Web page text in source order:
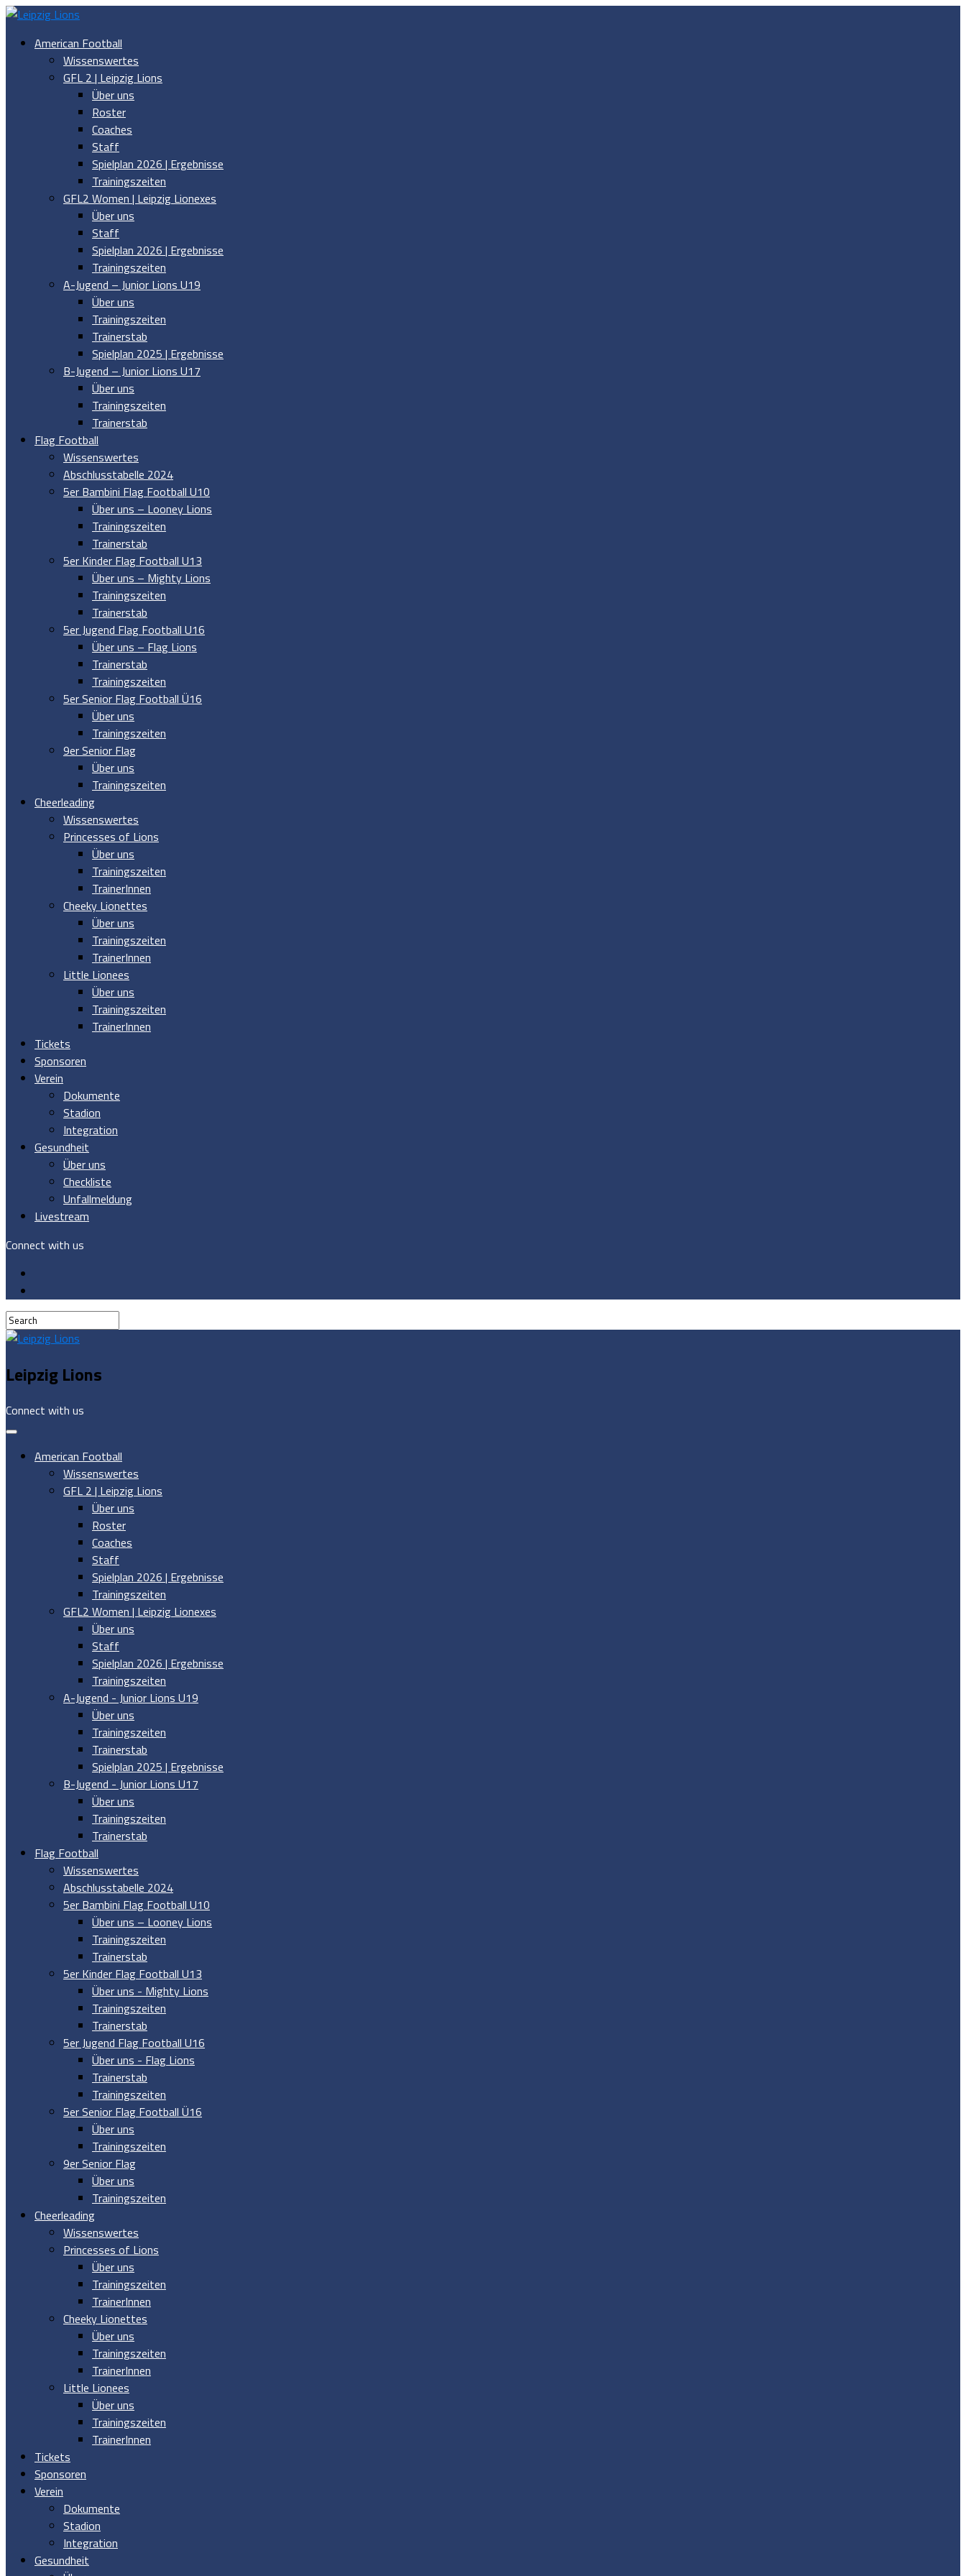
American Football
Wissenswertes
GFL 2 | Leipzig Lions
Über uns
Roster
Coaches
Staff
Spielplan 2026 | Ergebnisse
Trainingszeiten
GFL2 Women | Leipzig Lionexes
Über uns
Staff
Spielplan 2026 | Ergebnisse
Trainingszeiten
A-Jugend – Junior Lions U19
Über uns
Trainingszeiten
Trainerstab
Spielplan 2025 | Ergebnisse
B-Jugend – Junior Lions U17
Über uns
Trainingszeiten
Trainerstab
Flag Football
Wissenswertes
Abschlusstabelle 2024
5er Bambini Flag Football U10
Über uns – Looney Lions
Trainingszeiten
Trainerstab
5er Kinder Flag Football U13
Über uns – Mighty Lions
Trainingszeiten
Trainerstab
5er Jugend Flag Football U16
Über uns – Flag Lions
Trainerstab
Trainingszeiten
5er Senior Flag Football Ü16
Über uns
Trainingszeiten
9er Senior Flag
Über uns
Trainingszeiten
Cheerleading
Wissenswertes
Princesses of Lions
Über uns
Trainingszeiten
TrainerInnen
Cheeky Lionettes
Über uns
Trainingszeiten
TrainerInnen
Little Lionees
Über uns
Trainingszeiten
TrainerInnen
Tickets
Sponsoren
Verein
Dokumente
Stadion
Integration
Gesundheit
Über uns
Checkliste
Unfallmeldung
Livestream
Connect with us
Leipzig Lions
Connect with us
American Football
Wissenswertes
GFL 2 | Leipzig Lions
Über uns
Roster
Coaches
Staff
Spielplan 2026 | Ergebnisse
Trainingszeiten
GFL2 Women | Leipzig Lionexes
Über uns
Staff
Spielplan 2026 | Ergebnisse
Trainingszeiten
A-Jugend - Junior Lions U19
Über uns
Trainingszeiten
Trainerstab
Spielplan 2025 | Ergebnisse
B-Jugend - Junior Lions U17
Über uns
Trainingszeiten
Trainerstab
Flag Football
Wissenswertes
Abschlusstabelle 2024
5er Bambini Flag Football U10
Über uns – Looney Lions
Trainingszeiten
Trainerstab
5er Kinder Flag Football U13
Über uns - Mighty Lions
Trainingszeiten
Trainerstab
5er Jugend Flag Football U16
Über uns - Flag Lions
Trainerstab
Trainingszeiten
5er Senior Flag Football Ü16
Über uns
Trainingszeiten
9er Senior Flag
Über uns
Trainingszeiten
Cheerleading
Wissenswertes
Princesses of Lions
Über uns
Trainingszeiten
TrainerInnen
Cheeky Lionettes
Über uns
Trainingszeiten
TrainerInnen
Little Lionees
Über uns
Trainingszeiten
TrainerInnen
Tickets
Sponsoren
Verein
Dokumente
Stadion
Integration
Gesundheit